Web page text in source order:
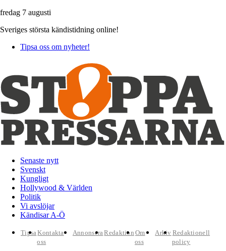
fredag 7 augusti
Sveriges största kändistidning online!
Tipsa oss om nyheter!
Senaste nytt
Svenskt
Kungligt
Hollywood & Världen
Politik
Vi avslöjar
Kändisar A-Ö
TipsaKontakta
oss
AnnonseraRedaktion Om
oss
Arkiv Redaktionell
policy